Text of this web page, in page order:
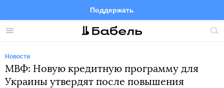
Меню
Поддержать
FacebookTelegramTwitter
Новости
МВФ: Новую кредитную программу для
Украины утвердят после повышения